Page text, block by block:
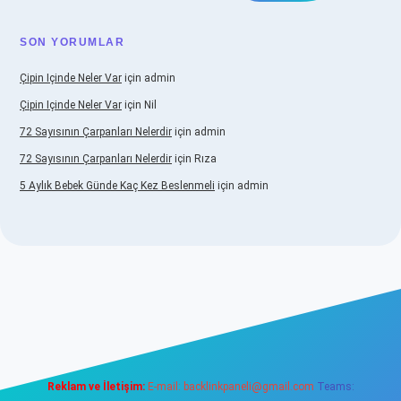
SON YORUMLAR
Çipin Içinde Neler Var için admin
Çipin Içinde Neler Var için Nil
72 Sayısının Çarpanları Nelerdir için admin
72 Sayısının Çarpanları Nelerdir için Rıza
5 Aylık Bebek Günde Kaç Kez Beslenmeli için admin
Reklam ve İletişim: E-mail: backlinkpaneli@gmail.com Teams: